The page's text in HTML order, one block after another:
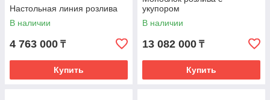
Настольная линия розлива
В наличии
4 763 000 ₸
Купить
укупором
В наличии
13 082 000 ₸
Купить